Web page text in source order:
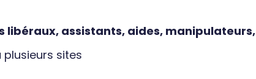
libéraux, assistants, aides, manipulateurs,
plusieurs sites